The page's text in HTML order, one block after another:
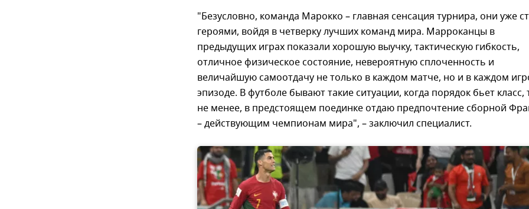
"Безусловно, команда Марокко – главная сенсация турнира, они уже
героями, войдя в четверку лучших команд мира. Марроканцы в
предыдущих играх показали хорошую выучку, тактическую гибкость,
отличное физическое состояние, невероятную сплоченность и
величайшую самоотдачу не только в каждом матче, но и в каждом
эпизоде. В футболе бывают такие ситуации, когда порядок бьет класс,
не менее, в предстоящем поединке отдаю предпочтение сборной
– действующим чемпионам мира", – заключил специалист.